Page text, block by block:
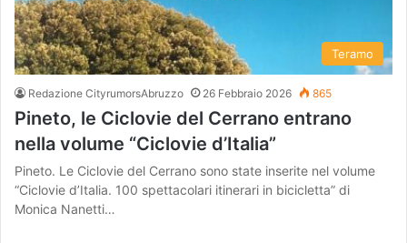
Teramo
Redazione CityrumorsAbruzzo 26 Febbraio 2026 865
Pineto, le Ciclovie del Cerrano entrano
nella volume “Ciclovie d’Italia”
Pineto. Le Ciclovie del Cerrano sono state inserite nel volume
“Ciclovie d’Italia. 100 spettacolari itinerari in bicicletta” di
Monica Nanetti…